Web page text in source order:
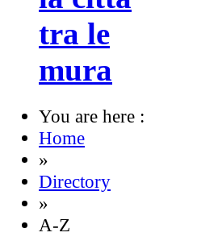
tra le
mura
You are here :
Home
»
Directory
»
A-Z